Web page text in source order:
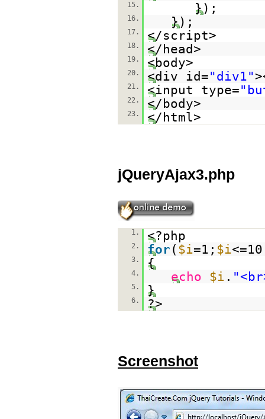
15.
});
16. });
17. </script>
18. </head>
19. <body>
20. <div id="div1"
21. <input type=
22. </body>
23. </html>
jQueryAjax3.php
1. <?php
2. for ( $i=1; $i
3. {
4. echo $i .
5. }
6. ?>
Screenshot